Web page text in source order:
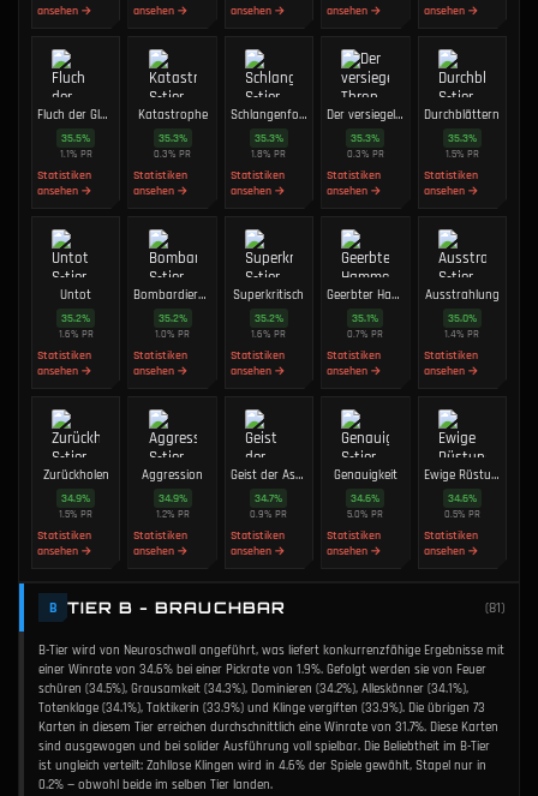
ansehen →
ansehen →
ansehen →
ansehen →
ansehen →
Fluch der Glocke
35.5%
1.1% PR
Statistiken
ansehen →
Katastrophe
35.3%
0.3%PR
Statistiken
ansehen →
Schlangenform
35.3%
1.8%PR
Statistiken
ansehen →
Der versiegelte Thron
35.3%
0.3% PR
Statistiken
ansehen →
Durchblättern
35.3%
1.5% PR
Statistiken
ansehen →
Untot
35.2%
1.6% PR
Statistiken
ansehen →
Bombardierung
35.2%
1.0%PR
Statistiken
ansehen →
Superkritisch
35.2%
1.6%PR
Statistiken
ansehen →
Geerbter Hammer
35.1%
0.7%PR
Statistiken
ansehen →
Ausstrahlung
35.0%
1.4%PR
Statistiken
ansehen →
Zurückholen
34.9%
1.5%PR
Statistiken
ansehen →
Aggression
34.9%
1.2% PR
Statistiken
ansehen →
Geist der Asche
34.7%
0.9%PR
Statistiken
ansehen →
Genauigkeit
34.6%
5.0%PR
Statistiken
ansehen →
Ewige Rüstung
34.6%
0.5% PR
Statistiken
ansehen →
B TIER B - BRAUCHBAR (81)
B-Tier wird von Neuroschwall angeführt, was liefert konkurrenzfähige Ergebnisse mit
einer Winrate von 34.6% bei einer Pickrate von 1.9%. Gefolgt werden sie von Feuer
schüren (34.5%), Grausamkeit (34.3%), Dominieren (34.2%), Alleskönner (34.1%),
Totenklage (34.1%), Taktikerin (33.9%) und Klinge vergiften (33.9%). Die übrigen 73
Karten in diesem Tier erreichen durchschnittlich eine Winrate von 31.7%. Diese Karten
sind ausgewogen und bei solider Ausführung voll spielbar. Die Beliebtheit im B-Tier
ist ungleich verteilt: Zahllose Klingen wird in 4.6% der Spiele gewählt, Stapel nur in
0.2% — obwohl beide im selben Tier landen.